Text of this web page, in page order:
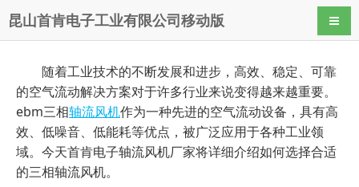
昆山首肯电子工业有限公司移动版 导航
随着工业技术的不断发展和进步，高效、稳定、可靠
的空气流动解决方案对于许多行业来说变得越来越重要。
ebm三相轴流风机作为一种先进的空气流动设备，具有高
效、低噪音、低能耗等优点，被广泛应用于各种工业领
域。今天首肯电子轴流风机厂家将详细介绍如何选择合适
的三相轴流风机。